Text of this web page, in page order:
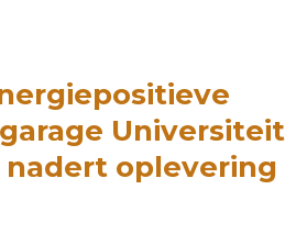
Universiteit
oplevering